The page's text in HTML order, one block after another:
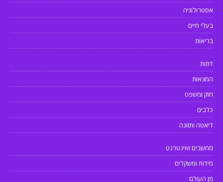
אסטרולוגיה
בעלי חיים
בריאות
דתות
המצאות
חוק ומשפט
כלבים
דיאטה ותזונה
מחשבים ואינטרנט
מידות ומשקלים
מן העולם